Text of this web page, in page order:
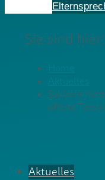
Sie sind hier:
Saubere
offene
Aktuelles